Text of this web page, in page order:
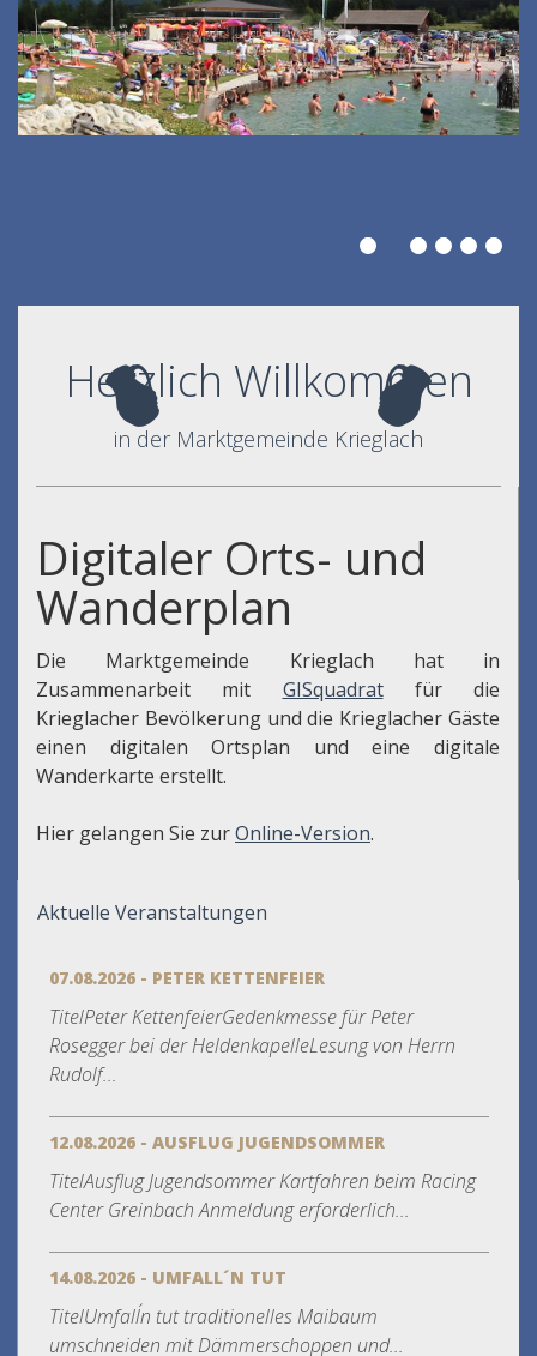
Herzlich Willkommen
in der Marktgemeinde Krieglach
Digitaler Orts- und
Wanderplan
Die Marktgemeinde Krieglach hat in
Zusammenarbeit mit GISquadrat
für die
Krieglacher Bevölkerung und die Krieglacher Gäste
einen digitalen Ortsplan und eine digitale
Wanderkarte erstellt.
Hier gelangen Sie zurOnline-Version.
Aktuelle Veranstaltungen
07.08.2026 - PETER KETTENFEIER
TitelPeter KettenfeierGedenkmesse für Peter
Rosegger bei der HeldenkapelleLesung von Herrn
Rudolf...
12.08.2026 - AUSFLUG JUGENDSOMMER
TitelAusflug Jugendsommer Kartfahren beim Racing
Center Greinbach Anmeldung erforderlich...
14.08.2026 - UMFALL´N TUT
TitelUmfall´n tut traditionelles Maibaum
umschneiden mit Dämmerschoppen und...